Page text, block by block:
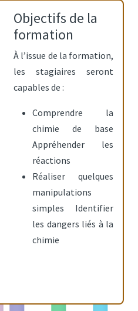
Objectifs de la
formation
À l’issue de la formation,
les stagiaires seront
capables de :
Comprendre la
chimie de base
Appréhender les
réactions
Réaliser quelques
manipulations
simples Identifier
les dangers liés à la
chimie